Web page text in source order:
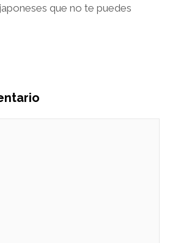
que no te puedes